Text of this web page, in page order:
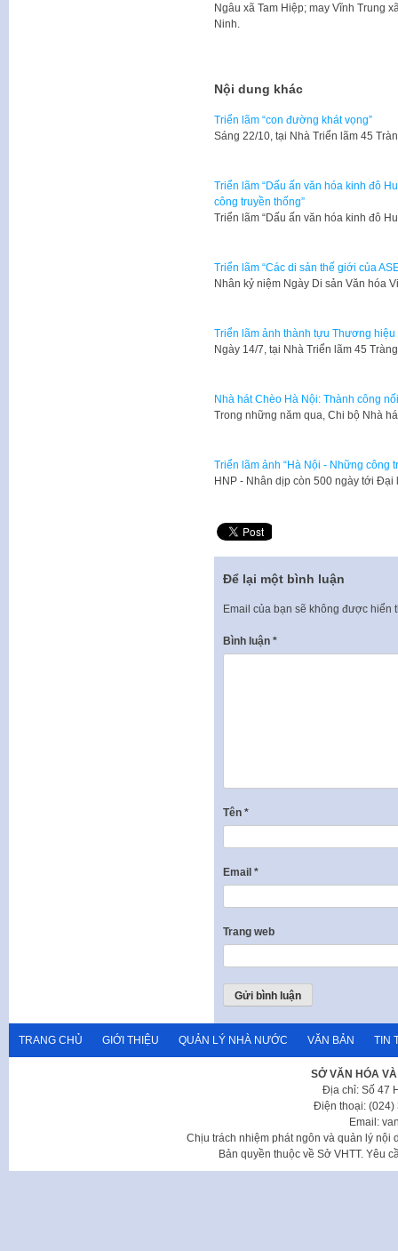
Ngâu xã Tam Hiệp; may Vĩnh Trung
Ninh.
Nội dung khác
Triển lãm “con đường khát vọng”
Sáng 22/10, tại Nhà Triển lãm 45
Triển lãm “Dấu ấn văn hóa kinh đô
công truyền thống”
Triển lãm “Dấu ấn văn hóa kinh đô
Triển lãm “Các di sản thế giới của
​Nhân kỷ niệm Ngày Di sản Văn hóa
Triển lãm ảnh thành tựu Thương hiệu
Ngày 14/7, tại Nhà Triển lãm 45
Nhà hát Chèo Hà Nội: Thành công
Trong những năm qua, Chi bộ Nhà
Triển lãm ảnh “Hà Nội - Những công
​HNP - Nhân dịp còn 500 ngày tới
Để lại một bình luận
Email của bạn sẽ không được hiển
Bình luận *
Tên *
Email *
Trang web
TRANG CHỦ GIỚI THIỆU QUẢN LÝ NHÀ NƯỚC VĂN BẢN TIN
SỞ VĂN HÓA
Địa chỉ: Số 47
Điện thoại: (024)
Email:
Chịu trách nhiệm phát ngôn và quản lý nội
Bản quyền thuộc về Sở VHTT. Yêu